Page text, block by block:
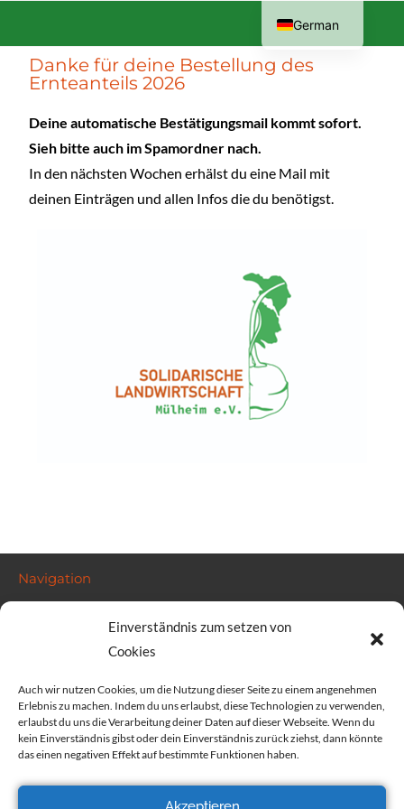
Einverständnis zum setzen von
Cookies
Auch wir nutzen Cookies, um die Nutzung dieser Seite zu einem angenehmen
Erlebnis zu machen. Indem du uns erlaubst, diese Technologien zu verwenden,
erlaubst du uns die Verarbeitung deiner Daten auf dieser Webseite. Wenn du
kein Einverständnis gibst oder dein Einverständnis zurück ziehst, dann könnte
das einen negativen Effekt auf bestimmte Funktionen haben.
Danke für deine Bestellung des
Ernteanteils 2026
Deine automatische Bestätigungsmail kommt sofort.
Sieh bitte auch im Spamordner nach.
In den nächsten Wochen erhälst du eine Mail mit
deinen Einträgen und allen Infos die du benötigst.
Navigation
Kontakt & rechtliches
info@solawi-mh.de
Impressum
Datenschutz
German